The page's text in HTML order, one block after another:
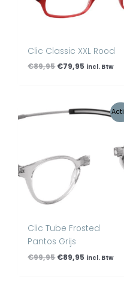
Clic Classic XXL Rood
€89,95 €79,95 incl. Btw
Clic Tube Frosted
Pantos Grijs
€99,95
Oorspronkelijke
€89,95
Huidige
prijs
incl. Btw